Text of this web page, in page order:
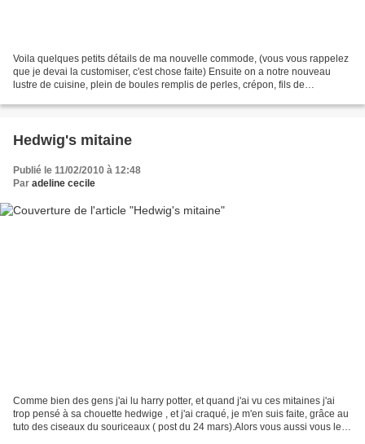
Voila quelques petits détails de ma nouvelle commode, (vous vous rappelez
que je devai la customiser, c'est chose faite) Ensuite on a notre nouveau
lustre de cuisine, plein de boules remplis de perles, crépon, fils de
Hedwig's mitaine
Publié le 11/02/2010 à 12:48
Par adeline cecile
Comme bien des gens j'ai lu harry potter, et quand j'ai vu ces mitaines j'ai
trop pensé à sa chouette hedwige , et j'ai craqué, je m'en suis faite, grâce au
tuto des ciseaux du souriceaux ( post du 24 mars).Alors vous aussi vous les